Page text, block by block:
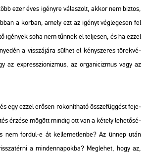
ezer éves igény­re vá­la­szolt, akkor nem biz­tos,
a kor­ban, amely ezt az igényt vég­le­ge­sen fel
igé­nyek soha nem tűn­nek el tel­je­sen, és ha ezzel
a visszá­já­ra sül­het el kény­sze­res tö­rek­vé­
az exp­resszi­o­niz­mus, az or­ga­ni­ciz­mus vagy az
egy ezzel erő­sen ro­ko­nít­ha­tó össze­füg­gést fe­je­
ér­zé­se mö­gött min­dig ott van a ké­tely le­he­tő­sé­
nem for­dul-e át kel­le­met­len­be? Az ünnep után
a min­den­na­pok­ba? Meg­le­het, hogy az,